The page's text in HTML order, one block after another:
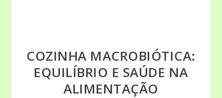
COZINHA MACROBIÓTICA:
EQUILÍBRIO E SAÚDE NA
ALIMENTAÇÃO